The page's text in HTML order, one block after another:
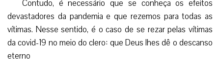
Contudo, é necessário que se conheça os efeitos
devastadores da pandemia e que rezemos para todas as
vítimas. Nesse sentido, é o caso de se rezar pelas vítimas
da covid-19 no meio do clero: que Deus lhes dê o descanso
eterno